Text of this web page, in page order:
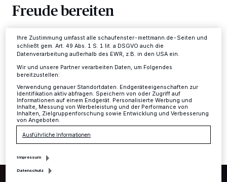
Freude bereiten
Mettmann·Am 20. Dezember von 16 bis 18 Uhr
findet die traditionelle Weihnachtsfeier des
Caritasverbandes für den Kreis Mettmann e.V. in der
Lutterbeckerstr. 30, in Mettmann, im Kaplan-Flintrop-
Haus, statt.
05.12.2024 , 15:18 Uhr Eine Minute Lesezeit
Einstellungen oder Ablehnen am unteren Rand der Webseite klicken.
Ihre Einstellungen gelten innerhalb unseres Website. Weitere
Ihre Zustimmung umfasst alle schaufenster-mettmann.de-Seiten und
schließt gem. Art. 49 Abs. 1 S. 1 lit. a DSGVO auch die
Datenverarbeitung außerhalb des EWR, z.B. in den USA ein.
Wir und unsere Partner verarbeiten Daten, um Folgendes
bereitzustellen:
Verwendung genauer Standortdaten. Endgeräteeigenschaften zur
Identifikation aktiv abfragen. Speichern von oder Zugriff auf
Informationen auf einem Endgerät. Personalisierte Werbung und
Inhalte, Messung von Werbeleistung und der Performance von
Inhalten, Zielgruppenforschung sowie Entwicklung und Verbesserung
von Angeboten.
Ausführliche Informationen
Impressum
Datenschutz